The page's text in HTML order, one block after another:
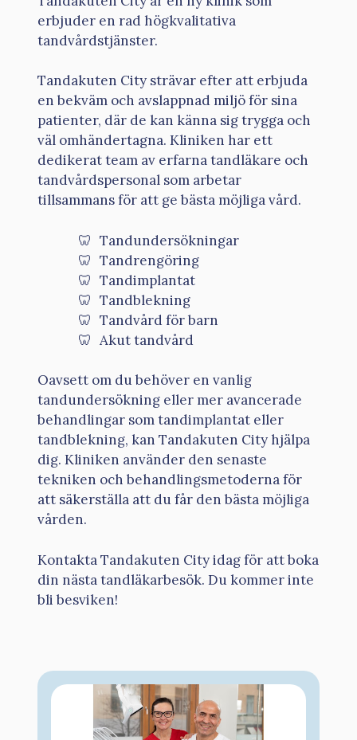
erbjuder en rad högkvalitativa
tandvårdstjänster.
Tandakuten City strävar efter att erbjuda
en bekväm och avslappnad miljö för sina
patienter, där de kan känna sig trygga och
väl omhändertagna. Kliniken har ett
dedikerat team av erfarna tandläkare och
tandvårdspersonal som arbetar
tillsammans för att ge bästa möjliga vård.
Tandundersökningar
Tandrengöring
Tandimplantat
Tandblekning
Tandvård för barn
Akut tandvård
Oavsett om du behöver en vanlig
tandundersökning eller mer avancerade
behandlingar som tandimplantat eller
tandblekning, kan Tandakuten City hjälpa
dig. Kliniken använder den senaste
tekniken och behandlingsmetoderna för
att säkerställa att du får den bästa möjliga
vården.
Kontakta Tandakuten City idag för att boka
din nästa tandläkarbesök. Du kommer inte
bli besviken!